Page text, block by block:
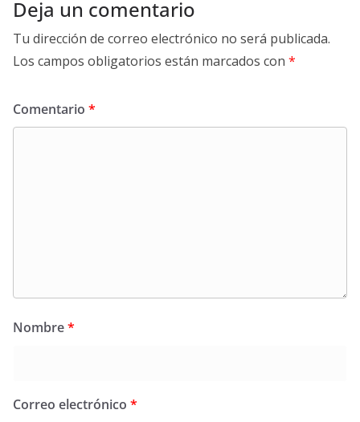
Deja un comentario
Tu dirección de correo electrónico no será publicada.
Los campos obligatorios están marcados con *
Comentario *
Nombre*
Correo electrónico *